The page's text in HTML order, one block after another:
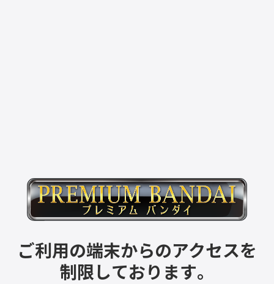
ご利用の端末からのアクセスを
制限しております。